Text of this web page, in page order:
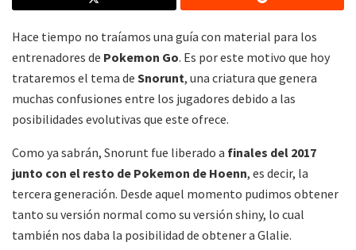
Hace tiempo no traíamos una guía con material para los
entrenadores de Pokemon Go. Es por este motivo que hoy
trataremos el tema de Snorunt, una criatura que genera
muchas confusiones entre los jugadores debido a las
posibilidades evolutivas que este ofrece.
Como ya sabrán, Snorunt fue liberado a finales del 2017
junto con el resto de Pokemon de Hoenn, es decir, la
tercera generación. Desde aquel momento pudimos obtener
tanto su versión normal como su versión shiny, lo cual
también nos daba la posibilidad de obtener a Glalie.